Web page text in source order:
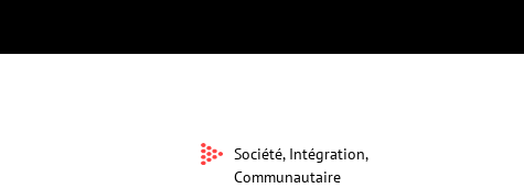
Société, Intégration,
Communautaire